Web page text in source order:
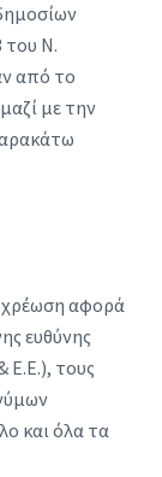
του Ν.
από το
με την
αφορά
ευθύνης
Ε.Ε.), τους
και όλα τα